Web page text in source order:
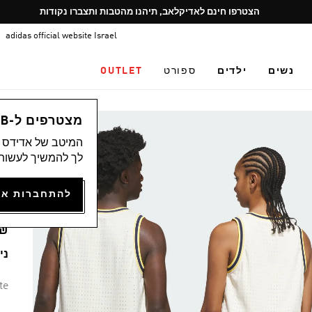
Pause
promotion
הצטרפו חינם לאדיקלאב, תיהנו מהטבות ותצברו נקודות
adidas official website Israel
נשים ילדים ספורט OUTLET
מצטרפים ל-ADICLUB ונהנים ממגוון הטבות
המיטב של אדידס
לך להמשיך